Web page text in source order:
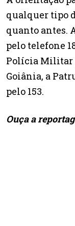
qualquer tipo
quanto antes.
pelo telefone
Polícia Militar
Goiânia, a
pelo 153.
Ouça a